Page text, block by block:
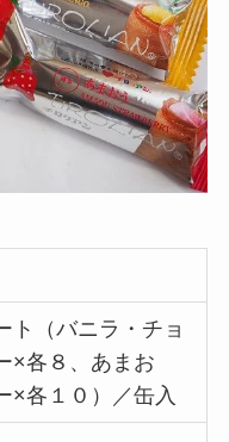
（バニラ・チョ
×各８、あまお
×各１０）／缶入